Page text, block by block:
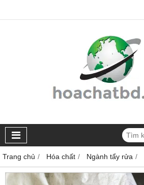
Trang chủ Hóa chất Ngành tẩy rửa